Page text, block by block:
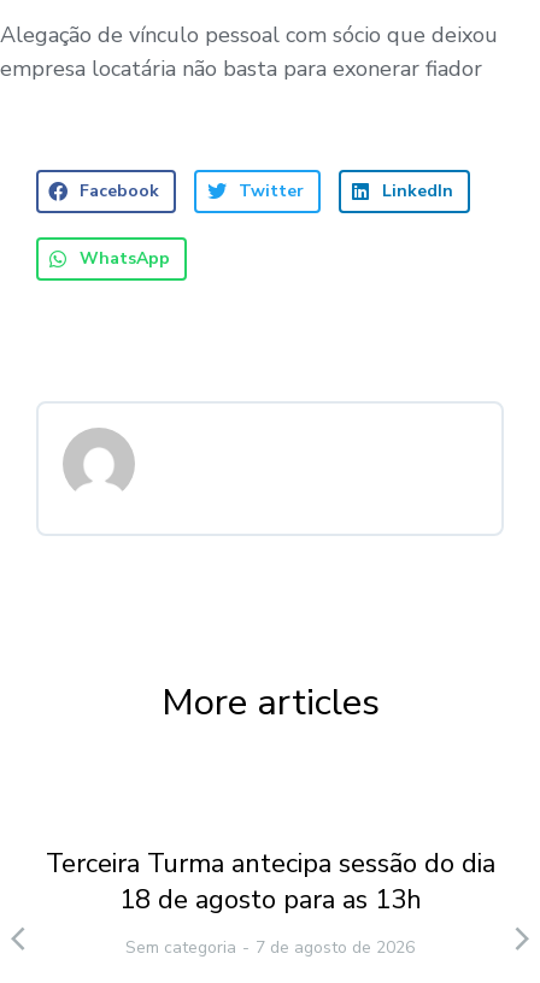
Alegação de vínculo pessoal com sócio que deixou
empresa locatária não basta para exonerar fiador
Facebook Twitter LinkedIn
WhatsApp
More articles
Terceira Turma antecipa sessão do dia
18 de agosto para as 13h
Sem categoria 7 de agosto de 2026